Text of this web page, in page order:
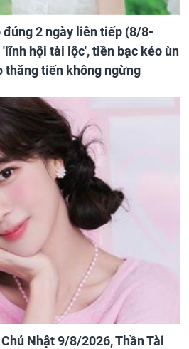
2 ngày liên tiếp (8/8-
hội tài lộc', tiền bạc kéo ùn
thăng tiến không ngừng
Nhật 9/8/2026, Thần Tài